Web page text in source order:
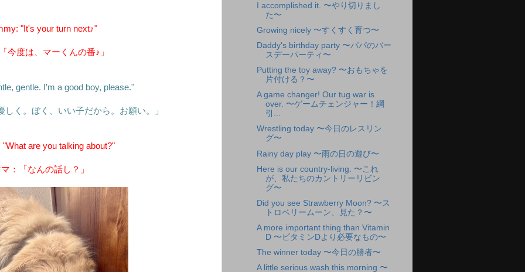
"It's your turn next♪"
今度は、マーくんの番♪」
gentle. I'm a good boy, please."
しく。ぼく、いい子だから。お願い。」
are you talking about?"
：「なんの話し？」
I accomplished it. 〜やり切りまし
た〜
Growing nicely 〜すくすく育つ〜
Daddy's birthday party 〜パパのバー
スデーパーティ〜
Putting the toy away? 〜おもちゃを
片付ける？〜
A game changer! Our tug war is
over. 〜ゲームチェンジャー！綱
引...
Wrestling today 〜今日のレスリン
グ〜
Rainy day play 〜雨の日の遊び〜
Here is our country-living. 〜これ
が、私たちのカントリーリビン
グ〜
Did you see Strawberry Moon? 〜ス
トロベリームーン、見た？〜
A more important thing than Vitamin
D 〜ビタミンDより必要なもの〜
The winner today 〜今日の勝者〜
A little serious wash this morning 〜